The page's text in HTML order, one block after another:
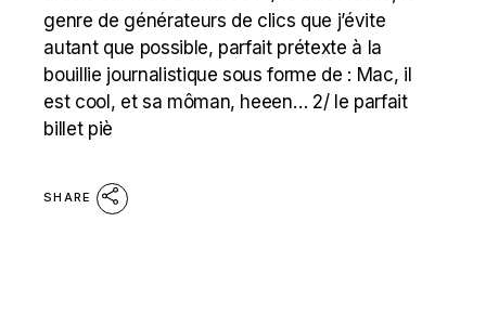
genre de générateurs de clics que j’évite
autant que possible, parfait prétexte à la
bouillie journalistique sous forme de : Mac, il
est cool, et sa môman, heeen… 2/ le parfait
billet piè
SHARE